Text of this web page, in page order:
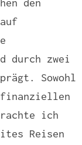
durch zwei
Sowohl
finanziellen
ich
Reisen